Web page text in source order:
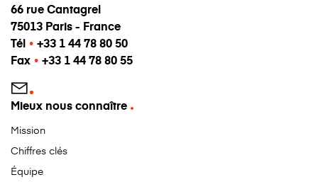
66 rue Cantagrel
75013 Paris - France
Tél • +33 1 44 78 80 50
Fax • +33 1 44 78 80 55
Mieux nous connaître
Mission
Chiffres clés
Équipe